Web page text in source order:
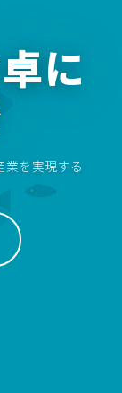
に
を実現する